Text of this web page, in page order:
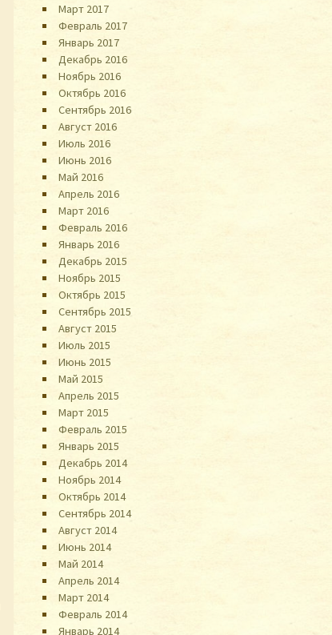
Март 2017
Февраль 2017
Январь 2017
Декабрь 2016
Ноябрь 2016
Октябрь 2016
Сентябрь 2016
Август 2016
Июль 2016
Июнь 2016
Май 2016
Апрель 2016
Март 2016
Февраль 2016
Январь 2016
Декабрь 2015
Ноябрь 2015
Октябрь 2015
Сентябрь 2015
Август 2015
Июль 2015
Июнь 2015
Май 2015
Апрель 2015
Март 2015
Февраль 2015
Январь 2015
Декабрь 2014
Ноябрь 2014
Октябрь 2014
Сентябрь 2014
Август 2014
Июнь 2014
Май 2014
Апрель 2014
Март 2014
Февраль 2014
Январь 2014